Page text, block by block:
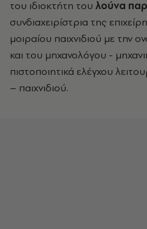
του ιδιοκτήτη του λούνα
συνδιαχειρίστρια της
μοιραίου παιχνιδιού με την
και του μηχανολόγου -
πιστοποιητικά ελέγχου
– παιχνιδιού.